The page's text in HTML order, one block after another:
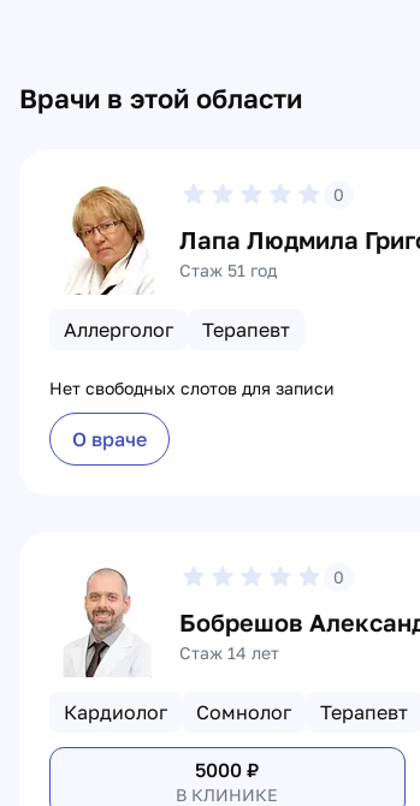
Врачи в этой области
0
Лапа Людмила
Стаж 51 год
Аллерголог Терапевт
Нет свободных слотов для записи
О враче
0
Бобрешов
Стаж 14 лет
Кардиолог Сомнолог Терапевт
5000 ₽
В КЛИНИКЕ